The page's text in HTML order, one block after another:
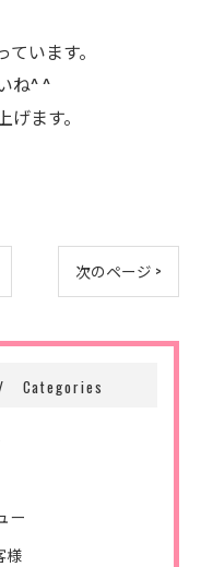
います。
ね^ ^
ます。
次のページ >
Categories
ー
様